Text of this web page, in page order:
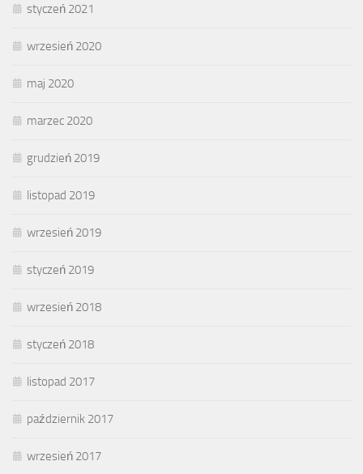
styczeń 2021
wrzesień 2020
maj 2020
marzec 2020
grudzień 2019
listopad 2019
wrzesień 2019
styczeń 2019
wrzesień 2018
styczeń 2018
listopad 2017
październik 2017
wrzesień 2017